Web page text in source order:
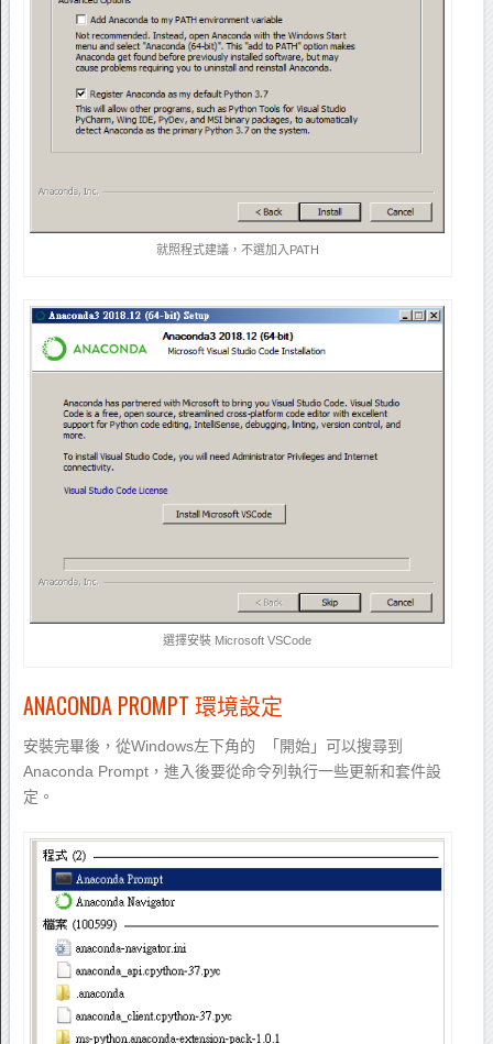
就照程式建議，不選加入PATH
選擇安裝 Microsoft VSCode
ANACONDA PROMPT 環境設定
安裝完畢後，從Windows左下角的 「開始」可以搜尋到
Anaconda Prompt，進入後要從命令列執行一些更新和套件設
定。